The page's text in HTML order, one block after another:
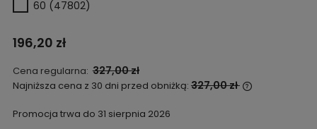
60 (47802)
196,20 zł
Cena regularna: 327,00 zł
Najniższa cena z 30 dni przed obniżką: 327,00 zł
Promocja trwa do 31 sierpnia 2026